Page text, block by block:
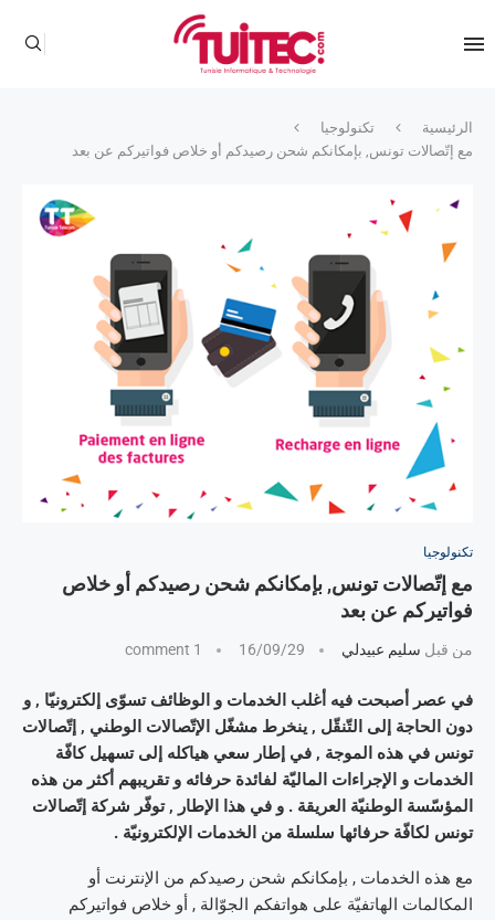
الرئيسية
تكنولوجيا
مع إتّصالات تونس, بإمكانكم شحن رصيدكم أو خلاص فواتيركم عن بعد
تكنولوجيا
مع إتّصالات تونس, بإمكانكم شحن رصيدكم أو خلاص
فواتيركم عن بعد
من قبل سليم عبيدلي 16/09/29
1 comment
في عصر أصبحت فيه أغلب الخدمات و الوظائف تسوّى إلكترونيّا , و
دون الحاجة إلى التّنقّل , ينخرط مشغّل الإتّصالات الوطني , إتّصالات
تونس في هذه الموجة , في إطار سعي هياكله إلى تسهيل كافّة
الخدمات و الإجراءات الماليّة لفائدة حرفائه و تقريبهم أكثر من هذه
المؤسّسة الوطنيّة العريقة . و في هذا الإطار , توفّر شركة إتّصالات
تونس لكافّة حرفائها سلسلة من الخدمات الإلكترونيّة .
مع هذه الخدمات , بإمكانكم شحن رصيدكم من الإنترنت أو
المكالمات الهاتفيّة على هواتفكم الجوّالة , أو خلاص فواتيركم